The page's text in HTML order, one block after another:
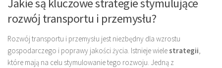
Jakie są kluczowe strategie stymulujące
rozwój transportu i przemysłu?
Rozwój transportu i przemysłu jest niezbędny dla wzrostu
gospodarczego i poprawy jakości życia. Istnieje wielestrategii,
które mają na celu stymulowanie tego rozwoju. Jedną z